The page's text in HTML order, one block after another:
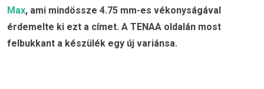
Max, ami mindössze 4.75 mm-es vékonyságával
érdemelte ki ezt a címet. A TENAA oldalán most
felbukkant a készülék egy új variánsa.